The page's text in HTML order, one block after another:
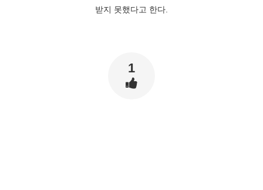
받지 못했다고 한다.
1